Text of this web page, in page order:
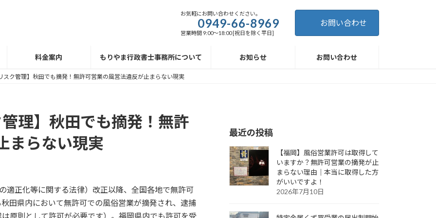
お気軽にお問い合わせください。
0949-66-8969
営業時間 9:00～18:00 [祝日を除く平日]
お問い合わせ
料金案内 もりやま行政書士事務所について お知らせ お問い合わせ
スク管理】秋田でも摘発！無許可営業の風営法違反が止まらない現実
理】秋田でも摘発！無許
まらない現実
適正化等に関する法律）改正以降、全国各地で無許可
田県内において無許可での風俗営業が摘発され、逮捕
原則として許可が必要です）。福岡県内でも許可を受
最近の投稿
【福岡】風俗営業許可は取得して
いますか？無許可営業の摘発が止
まらない理由｜本当に取得した方
がいいですよ！
2026年7月10日